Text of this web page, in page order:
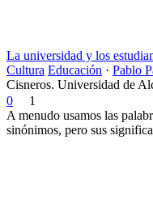
La universidad y los
Cultura Educación · Pablo
Cisneros. Universidad de
0
1
A menudo usamos las
sinónimos, pero sus